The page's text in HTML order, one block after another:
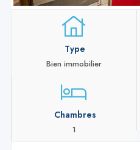
Type
Bien immobilier
Chambres
1